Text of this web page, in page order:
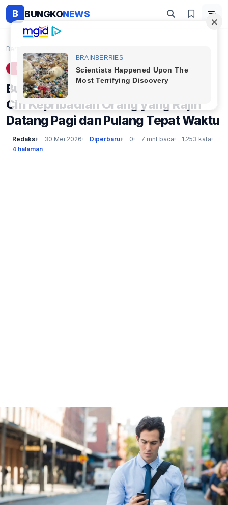
B BUNGKONEWS
Beranda
LIFESTYLE
Bukan Malas! Psikologi Ungkap 10
Ciri Kepribadian Orang yang Rajin
Datang Pagi dan Pulang Tepat Waktu
Redaksi 30 Mei 2026 Diperbarui 0 7 mnt baca
1,253 kata
4 halaman